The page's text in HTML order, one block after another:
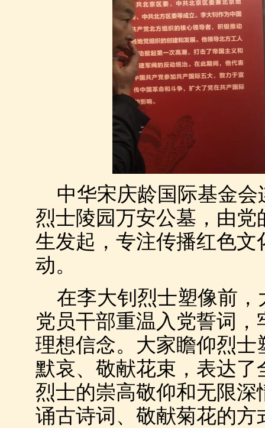
中华宋庆龄国际基金会
烈士陵园万安公墓，由
生发起，专注传播红色
动。
在李大钊烈士塑像前，
党员干部重温入党誓词
理想信念。大家瞻仰烈
默哀、敬献花束，表达
烈士的崇高敬仰和无限
诵古诗词、敬献菊花的